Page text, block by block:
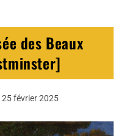
des Beaux
25 février 2025